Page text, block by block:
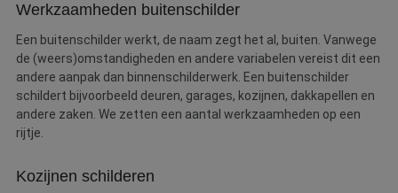
Werkzaamheden buitenschilder
Een buitenschilder werkt, de naam zegt het al, buiten. Vanwege
de (weers)omstandigheden en andere variabelen vereist dit een
andere aanpak dan binnenschilderwerk. Een buitenschilder
schildert bijvoorbeeld deuren, garages, kozijnen, dakkapellen en
andere zaken. We zetten een aantal werkzaamheden op een
rijtje.
Kozijnen schilderen